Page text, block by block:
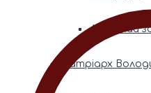
Духовний
Патріарх